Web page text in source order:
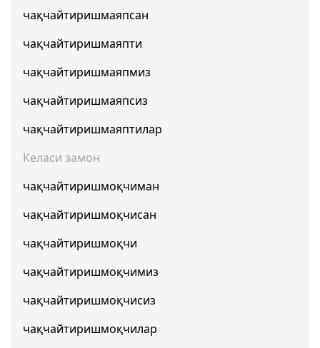
чақчайтиришмаяпсан
чақчайтиришмаяпти
чақчайтиришмаяпмиз
чақчайтиришмаяпсиз
чақчайтиришмаяптилар
Келаси замон
чақчайтиришмоқчиман
чақчайтиришмоқчисан
чақчайтиришмоқчи
чақчайтиришмоқчимиз
чақчайтиришмоқчисиз
чақчайтиришмоқчилар